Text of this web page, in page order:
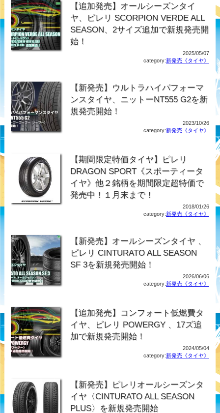
【追加発売】オールシーズンタイ
ヤ、ピレリ SCORPION VERDE ALL
SEASON、2サイズ追加で新規発売開
始！
2025/05/07
category:新発売《タイヤ》
【新発売】ウルトラハイパフォーマ
ンスタイヤ、ニットーNT555 G2を新
規発売開始！
2023/10/26
category:新発売《タイヤ》
【期間限定特価タイヤ】ピレリ
DRAGON SPORT《スポーティータ
イヤ》他２銘柄を期間限定超特価で
発売中！１月末まで！
2018/01/26
category:新発売《タイヤ》
【新発売】オールシーズンタイヤ 、
ピレリ CINTURATO ALL SEASON
SF 3を新規発売開始！
2026/06/06
category:新発売《タイヤ》
【追加発売】コンフォート低燃費タ
イヤ、ピレリ POWERGY 、17ズ追
加で新規発売開始！
2024/05/04
category:新発売《タイヤ》
【新発売】ピレリオールシーズンタ
イヤ〈CINTURATO ALL SEASON
PLUS〉を新規発売開始